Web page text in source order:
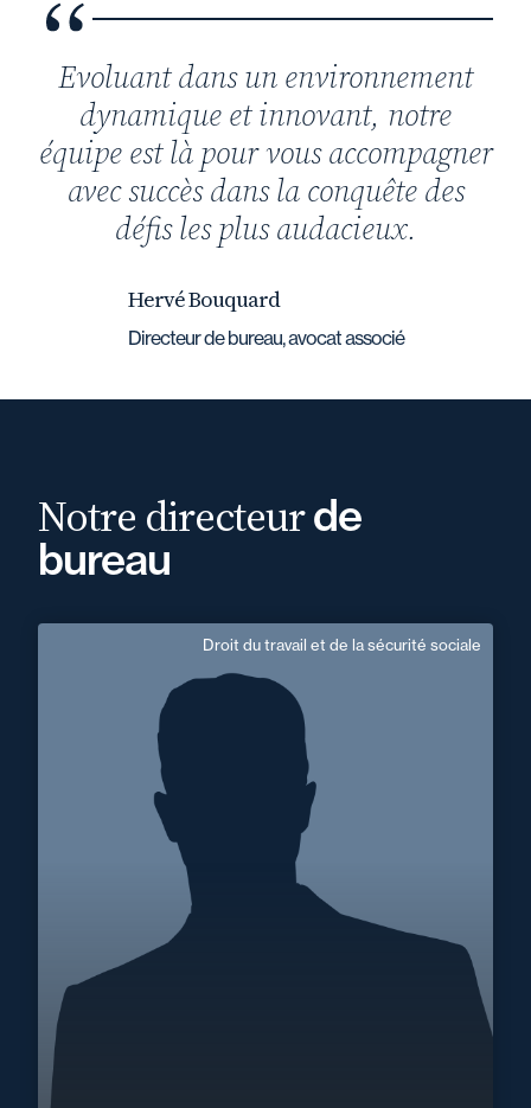
Evoluant dans un environnement
dynamique et innovant, notre
équipe est là pour vous accompagner
avec succès dans la conquête des
défis les plus audacieux.
Hervé Bouquard
Directeur de bureau, avocat associé
Notre directeurde
bureau
Droit du travail et de la sécurité sociale
Hervé Bouquard
Domaine d’expertises :
Droit du travail et de la sécurité sociale
+33 3 81 47 29 50
herve.bouquard@fidal.com